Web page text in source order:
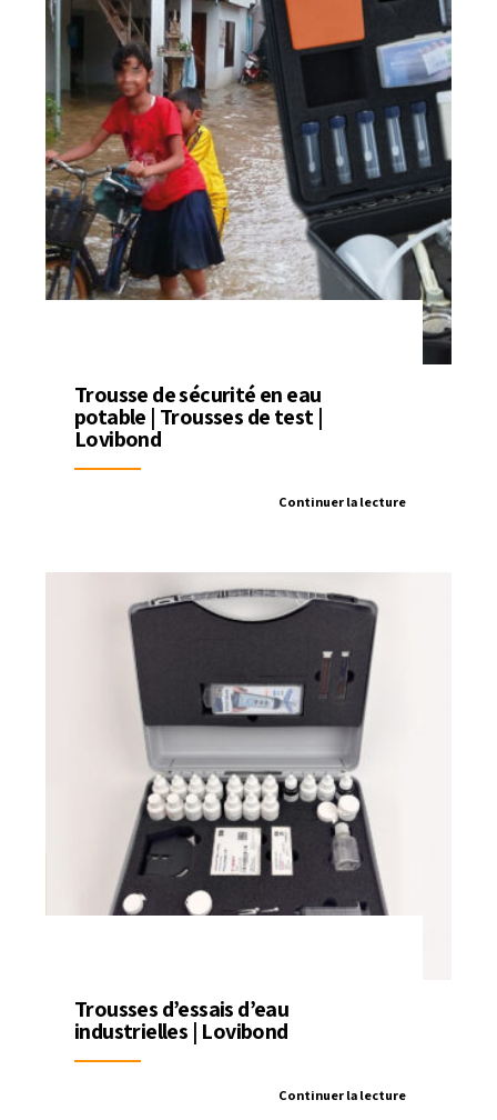
Trousse de sécurité en eau
potable | Trousses de test |
Lovibond
Continuer la lecture
Trousses d’essais d’eau
industrielles | Lovibond
Continuer la lecture